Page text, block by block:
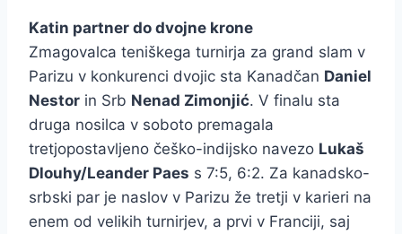
Katin partner do dvojne krone
Zmagovalca teniškega turnirja za grand slam v
Parizu v konkurenci dvojic sta Kanadčan Daniel
Nestor in Srb Nenad Zimonjić. V finalu sta
druga nosilca v soboto premagala
tretjopostavljeno češko-indijsko navezo Lukaš
Dlouhy/Leander Paes s 7:5, 6:2. Za kanadsko-
srbski par je naslov v Parizu že tretji v karieri na
enem od velikih turnirjev, a prvi v Franciji, saj